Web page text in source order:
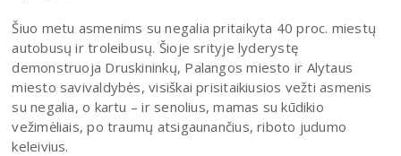
Šiuo metu asmenims su negalia pritaikyta 40 proc. miestų
autobusų ir troleibusų. Šioje srityje lyderystę
demonstruoja Druskininkų, Palangos miesto ir Alytaus
miesto savivaldybės, visiškai prisitaikiusios vežti asmenis
su negalia, o kartu – ir senolius, mamas su kūdikio
vežimėliais, po traumų atsigaunančius, riboto judumo
keleivius.